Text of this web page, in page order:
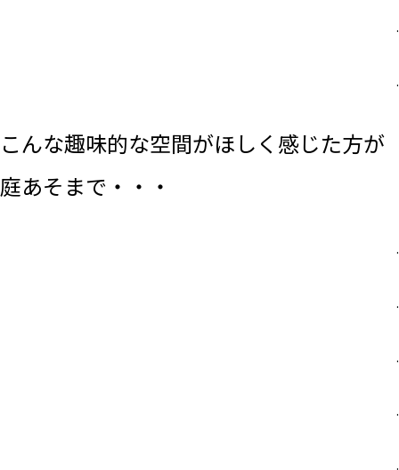
.
.
こんな趣味的な空間がほしく感じた方が
庭あそまで・・・
.
.
.
.
.